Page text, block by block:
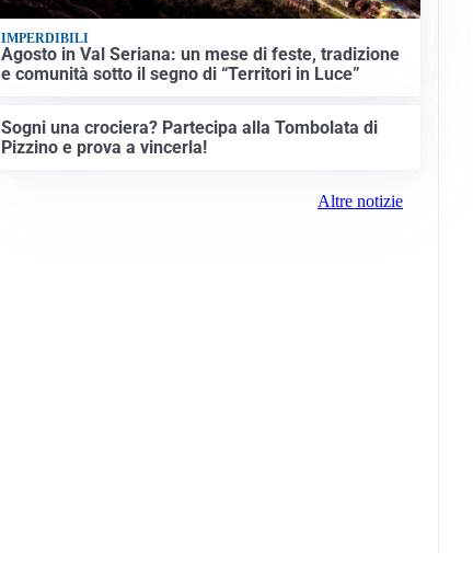
IMPERDIBILI
Agosto in Val Seriana: un mese di feste, tradizione
e comunità sotto il segno di “Territori in Luce”
Sogni una crociera? Partecipa alla Tombolata di
Pizzino e prova a vincerla!
Altre notizie